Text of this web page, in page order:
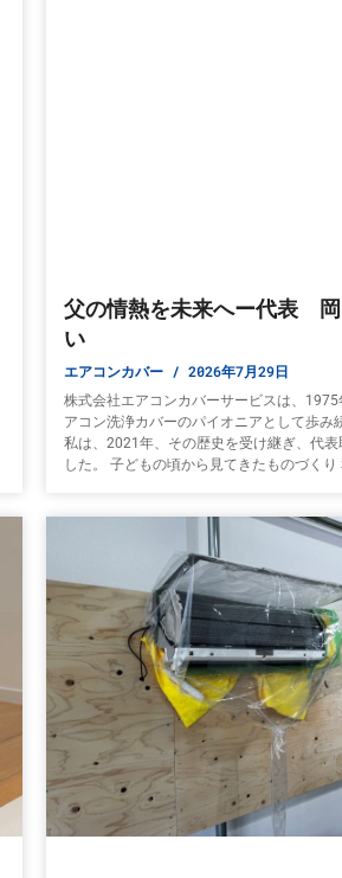
父の情熱を未来へー代表
い
エアコンカバー 2026年7月29日
株式会社エアコンカバーサービスは、
アコン洗浄カバーのパイオニアとして歩み
私は、2021年、その歴史を受け継ぎ、代表
した。 子どもの頃から見てきたものづくり